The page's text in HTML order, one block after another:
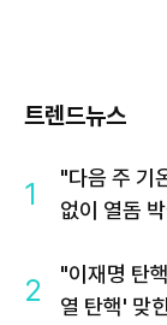
트렌드뉴스
1
"다음 주 기
없이 열돔
2
"이재명 탄
열 탄핵' 맞